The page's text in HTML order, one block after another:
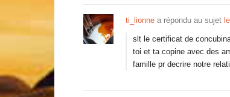
ti_lionne a répondu au sujet
slt le certificat de
toi et ta copine avec des
famille pr decrire notre